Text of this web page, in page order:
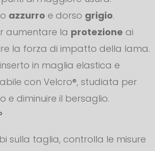
azzurro e dorso grigio.
aumentare la protezione ai
la forza di impatto della lama.
in maglia elastica e
con Velcro®, studiata per
e diminuire il bersaglio.
sulla taglia, controlla le misure